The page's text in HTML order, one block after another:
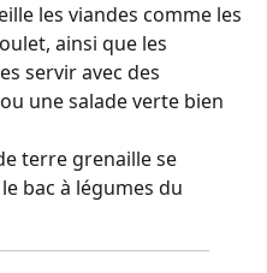
les viandes comme les
ainsi que les
servir avec des
une salade verte bien
terre grenaille se
bac à légumes du